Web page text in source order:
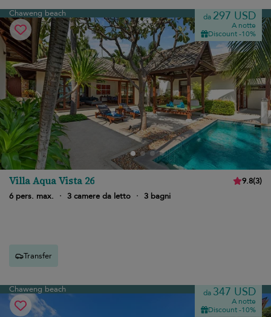
Chaweng beach da 297 USD
A notte
Discount -10%
Villa Aqua Vista 26 9.8(3)
6 pers. max.
· 3 camere da letto · 3 bagni
Transfer
Chaweng beach da 347 USD
A notte
Discount -10%